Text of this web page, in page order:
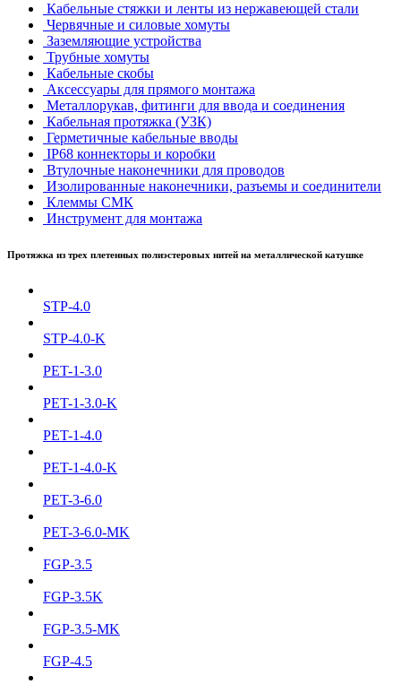
Кабельные стяжки и ленты из нержавеющей стали
Червячные и силовые хомуты
Заземляющие устройства
Трубные хомуты
Кабельные скобы
Аксессуары для прямого монтажа
Металлорукав, фитинги для ввода и соединения
Кабельная протяжка (УЗК)
Герметичные кабельные вводы
IP68 коннекторы и коробки
Втулочные наконечники для проводов
Изолированные наконечники, разъемы и соединители
Клеммы СМК
Инструмент для монтажа
Протяжка из трех плетенных полиэстеровых нитей на металлической катушке
STP-4.0
STP-4.0-K
PET-1-3.0
PET-1-3.0-K
PET-1-4.0
PET-1-4.0-K
PET-3-6.0
PET-3-6.0-MK
FGP-3.5
FGP-3.5K
FGP-3.5-MK
FGP-4.5